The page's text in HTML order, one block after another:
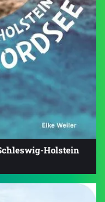
Holstein